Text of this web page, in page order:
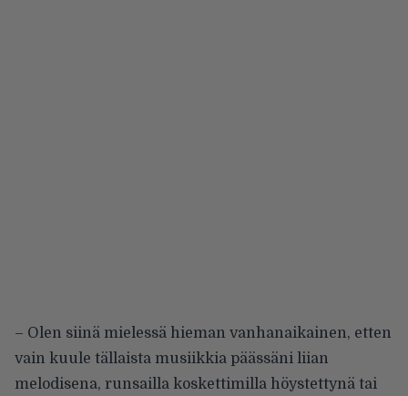
– Olen siinä mielessä hieman vanhanaikainen, etten
vain kuule tällaista musiikkia päässäni liian
melodisena, runsailla koskettimilla höystettynä tai